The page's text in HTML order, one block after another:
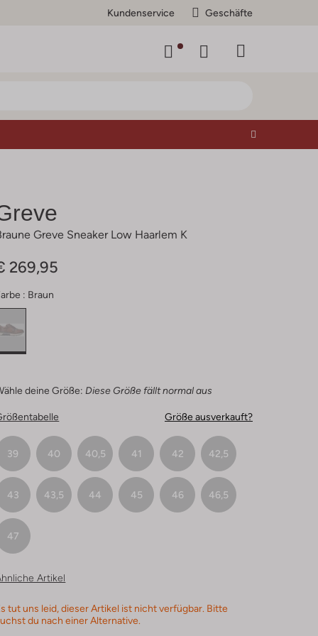
Kundenservice Geschäfte
Greve Sneaker Low Haarlem K
269,95
: Braun
deine Größe: Diese Größe fällt normal aus
Größe ausverkauft?
39 40 40,5 41 42 42,5
43 43,5 44 45 46 46,5
47
Artikel
tut uns leid, dieser Artikel ist nicht verfügbar. Bitte
du nach einer Alternative.